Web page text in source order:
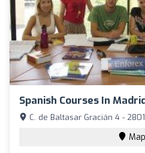
Spanish Courses In
C. de Baltasar Gracián 4 -